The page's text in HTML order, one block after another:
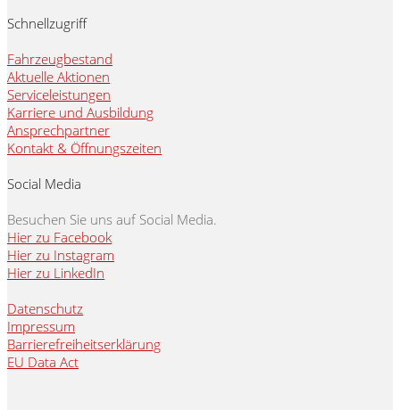
Schnellzugriff
Fahrzeugbestand
Aktuelle Aktionen
Serviceleistungen
Karriere und Ausbildung
Ansprechpartner
Kontakt & Öffnungszeiten
Social Media
Besuchen Sie uns auf Social Media.
Hier zu Facebook
Hier zu Instagram
Hier zu LinkedIn
Datenschutz
Impressum
Barrierefreiheitserklärung
EU Data Act